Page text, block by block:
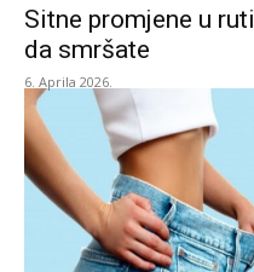
Sitne promjene u
da smršate
6. Aprila 2026.